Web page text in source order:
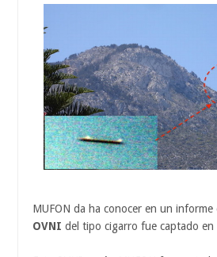
MUFON da ha conocer en un
OVNI del tipo cigarro fue captado en